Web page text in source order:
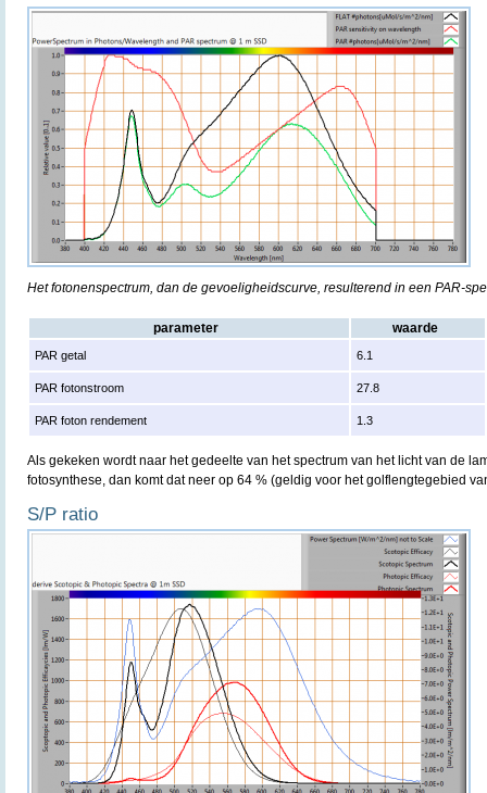
Het fotonenspectrum, dan de gevoeligheidscurve, resulterend in een PAR-
parameter waarde
PAR getal 6.1
PAR fotonstroom 27.8
PAR foton rendement 1.3
Als gekeken wordt naar het gedeelte van het spectrum van het licht van de
fotosynthese, dan komt dat neer op 64 % (geldig voor het golflengtegebied
S/P ratio